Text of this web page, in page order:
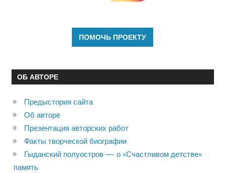
ОБ АВТОРЕ
Предыстория сайта
Об авторе
Презентация авторских работ
Факты творческой биографии
Гыданский полуостров — о «Счастливом детстве»
память